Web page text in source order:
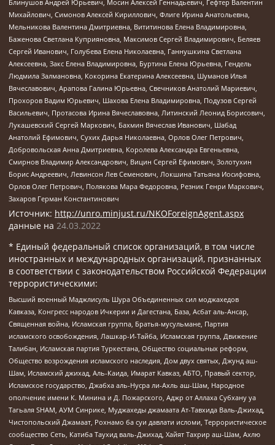
Блинушов Андрей Юрьевич, Мосин Алексей Геннадьевич, Гефтер Валентин
Михайлович, Симонов Алексей Кириллович, Флиге Ирина Анатольевна,
Мельникова Валентина Дмитриевна, Вититинова Елена Владимировна,
Баженова Светлана Куприяновна, Максимов Сергей Владимирович, Беляев
Сергей Иванович, Голубева Елена Николаевна, Ганнушкина Светлана
Алексеевна, Закс Елена Владимировна, Буртина Елена Юрьевна, Гендель
Людмила Залмановна, Кокорина Екатерина Алексеевна, Шуманов Илья
Вячеславович, Арапова Галина Юрьевна, Свечников Анатолий Мариевич,
Прохоров Вадим Юрьевич, Шахова Елена Владимировна, Подузов Сергей
Васильевич, Протасова Ирина Вячеславовна, Литинский Леонид Борисович,
Лукашевский Сергей Маркович, Бахмин Вячеслав Иванович, Шабад
Анатолий Ефимович, Сухих Дарья Николаевна, Орлов Олег Петрович,
Добровольская Анна Дмитриевна, Королева Александра Евгеньевна,
Смирнов Владимир Александрович, Вицин Сергей Ефимович, Золотухин
Борис Андреевич, Левинсон Лев Семенович, Локшина Татьяна Иосифовна,
Орлов Олег Петрович, Полякова Мара Федоровна, Резник Генри Маркович,
Захаров Герман Константинович
Источник: http://unro.minjust.ru/NKOForeignAgent.aspx
данные на 24.03.2022
* Единый федеральный список организаций, в том числе
иностранных и международных организаций, признанных
в соответствии с законодательством Российской Федерации
террористическими:
Высший военный Маджлисуль Шура Объединенных сил моджахедов
Кавказа, Конгресс народов Ичкерии и Дагестана, База, Асбат аль-Ансар,
Священная война, Исламская группа, Братья-мусульмане, Партия
исламского освобождения, Лашкар-И-Тайба, Исламская группа, Движение
Талибан, Исламская партия Туркестана, Общество социальных реформ,
Общество возрождения исламского наследия, Дом двух святых, Джунд аш-
Шам, Исламский джихад, Аль-Каида, Имарат Кавказ, АБТО, Правый сектор,
Исламское государство, Джабха аль-Нусра ли-Ахль аш-Шам, Народное
ополчение имени К. Минина и Д. Пожарского, Аджр от Аллаха Субхану уа
Тагьаля SHAM, АУМ Синрике, Муджахеды джамаата Ат-Тавхида Валь-Джихад,
Чистопольский Джамаат, Рохнамо ба суи давлати исломи, Террористическое
сообщество Сеть, Катиба Таухид валь-Джихад, Хайят Тахрир аш-Шам, Ахлю